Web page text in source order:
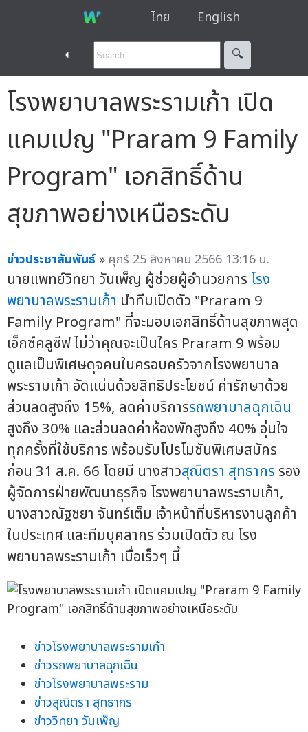
ไทย English
◐ 🔍︎
โรงพยาบาลพระรามเก้า เปิด
แคมเปญ "Praram 9 Family
Program" เอกสิทธิ์ด้าน
สุขภาพอย่างเหนือระดับ
ข่าวประชาสัมพันธ์ » ศุกร์ 25 สิงหาคม 2566 13:16 น.
นายแพทย์วิทยา วันเพ็ญ ผู้ช่วยผู้อำนวยการ โรง
พยาบาลพระรามเก้า นำทีมเปิดตัว "Praram 9
Family Program" ที่จะมอบเอกสิทธิ์ด้านสุขภาพสุด
เอ็กซ์คลูซีฟ ไม่ว่าคุณจะเป็นใคร Praram 9 พร้อม
ดูแลเป็นพิเศษดุจคนในครอบครัวจากโรงพยาบาล
พระรามเก้า อัดแน่นด้วยสิทธิประโยชน์ ค่ารักษาด้วย
ส่วนลดสูงถึง 15%, ลดค่าบริการรถพยาบาลฉุกเฉิน
สูงถึง 30% และส่วนลดค่าห้องพักสูงถึง 40% อุ่นใจ
ทุกครั้งที่ใช้บริการ พร้อมรับโปรโมชันพิเศษสมัคร
ก่อน 31 ส.ค. 66 โดยมี นางสาวสุณิตรา สุทธากร รอง
ผู้จัดการฝ่ายพัฒนาธุรกิจ โรงพยาบาลพระรามเก้า,
นางสาวณัฐชยา จันทร์เต็ม เจ้าหน้าที่บริหารงานลูกค้า
ในประเทศ และทีมบุคลากร ร่วมเปิดตัว ณ โรง
พยาบาลพระรามเก้า เมื่อเร็วๆ นี้
ข่าวโรงพยาบาลพระรามเก้า
ข่าวรถพยาบาลฉุกเฉิน
ข่าวโรงพยาบาลพระราม
ข่าวสุณิตรา สุทธากร
ข่าววิทยา วันเพ็ญ